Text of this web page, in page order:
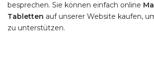
besprechen. Sie können einfach online
Tabletten auf unserer Website kaufen,
zu unterstützen.